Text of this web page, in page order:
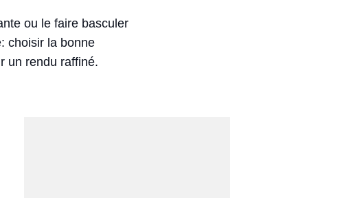
ou le faire basculer
choisir la bonne
un rendu raffiné.